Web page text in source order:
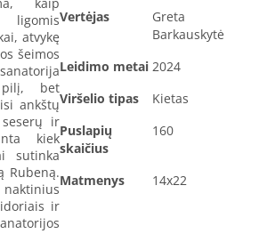
ligomis
atvykę
šeimos
pilį, bet
ankštų
ir
kiek
sutinka
Rubeną.
ir
Vertėjas
Greta
Barkauskytė
Leidimo metai 2024
Viršelio tipas
Kietas
Puslapių
skaičius
160
Matmenys 14x22